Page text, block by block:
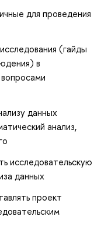
для проведения
(гайды
в
данных
анализ,
исследовательскую
данных
проект